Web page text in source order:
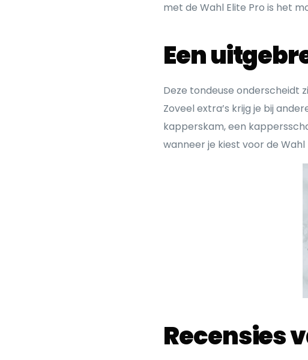
met de Wahl Elite Pro is het
Een
Deze tondeuse onderscheidt
Zoveel extra’s krijg je bij
kapperskam, een
wanneer je kiest voor de
Recensies